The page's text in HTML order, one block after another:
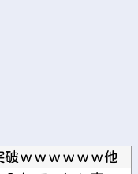
破ｗｗｗｗｗｗ他